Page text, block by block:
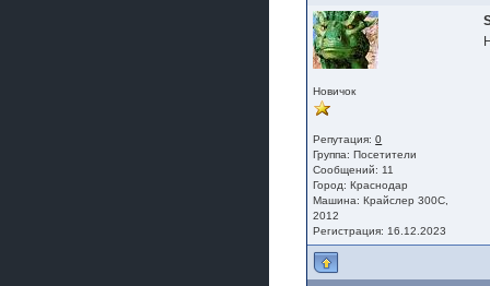
Новичок
Репутация:0
Группа:Посетители
Сообщений: 11
Город: Краснодар
Машина: Крайслер 300С,
2012
Регистрация: 16.12.2023